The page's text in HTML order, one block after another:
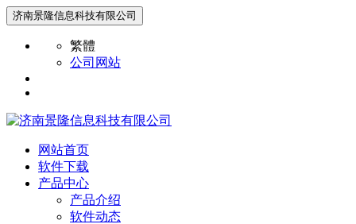
济南景隆信息科技有限公司
繁體
公司网站
网站首页
软件下载
产品中心
产品介绍
软件动态